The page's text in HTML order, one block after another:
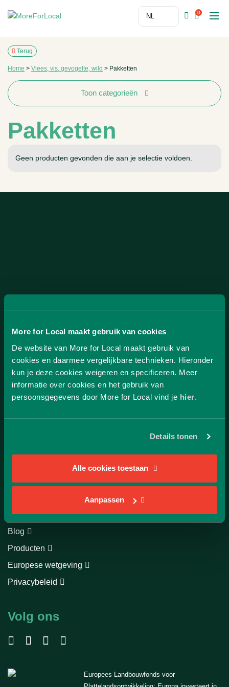
More for Local maakt gebruik van cookies
De website van More for Local maakt gebruik van
cookies en daarmee vergelijkbare technieken. Hieronder
kun je deze cookies weigeren en specificeren. Meer
informatie over cookies en het gebruik van
persoonsgegevens door More for Local vind je hier.
Details tonen
Alle cookies toestaan
Aanpassen
0
Terug
Home > Vlees, vis, gevogelte, wild > Pakketten
Toon categorieën
Pakketten
Geen producten gevonden die aan je selectie voldoen.
Klantenservice
E: info@moreforlocal.eu
Producentenoverzicht
Over ons
Blog
Producten
Europese wetgeving
Privacybeleid
Volg ons
Europees Landbouwfonds voor